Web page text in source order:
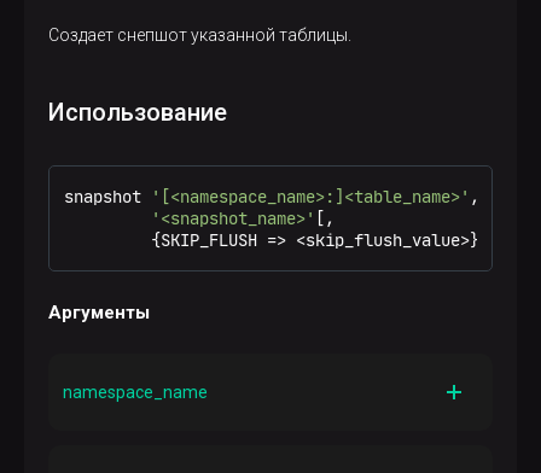
Создает снепшот указанной таблицы.
Использование
snapshot '[<namespace_name>:]<table_name>' ,
'<snapshot_name>' [,
         {SKIP_FLUSH
=> <skip_flush_value>}]
Аргументы
namespace_name